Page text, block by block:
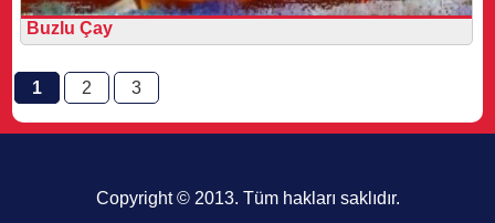
Buzlu Çay
1 2 3
Copyright © 2013. Tüm hakları saklıdır.